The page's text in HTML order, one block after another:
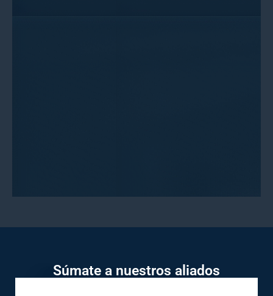
Súmate a nuestros aliados